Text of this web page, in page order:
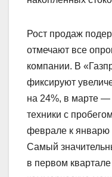
Рост продаж
отмечают все
компании. В
фиксируют
на 24%, в марте —
техники с
феврале к январю
Самый
в первом